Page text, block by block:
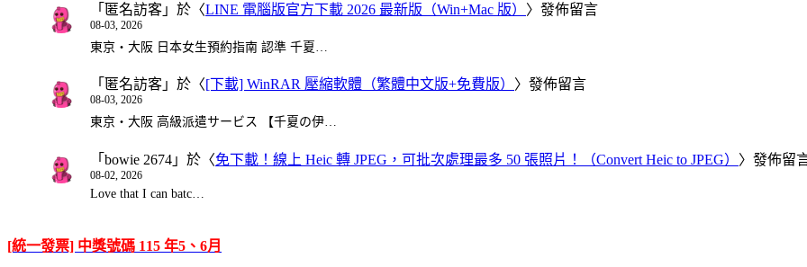
「 匿名訪客 」於〈LINE 電腦版官方下載 2026 最新版（Win+Mac 版） 〉發佈留言
08-03, 2026
東京・大阪 日本女生預約指南 認準 千夏…
「 匿名訪客 」於〈[下載] WinRAR 壓縮軟體（繁體中文版+免費版） 〉發佈留言
08-03, 2026
東京・大阪 高級派遣サービス 【千夏の伊…
「 bowie 2674 」於〈免下載！線上 Heic 轉 JPEG，可批次處理最多 50 張照片！（Convert Heic to JPEG） 〉發佈留
08-02, 2026
Love that I can batc…
[統一發票] 中獎號碼 115 年5、6月